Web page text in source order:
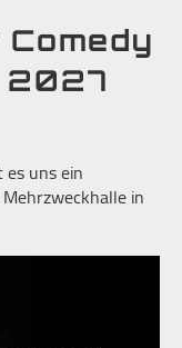
2027
uns ein
in